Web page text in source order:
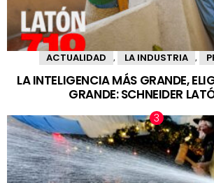
ACTUALIDAD , LA INDUSTRIA ,
LA INTELIGENCIA MÁS GRANDE,
GRANDE: SCHNEIDER